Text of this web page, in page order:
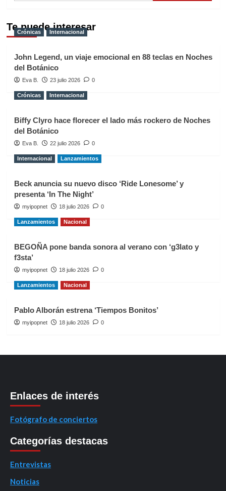
Te puede interesar
Crónicas Internacional
John Legend, un viaje emocional en 88 teclas en Noches
del Botánico
Eva B. 23 julio 2026 0
Crónicas Internacional
Biffy Clyro hace florecer el lado más rockero de Noches
del Botánico
Eva B. 22 julio 2026 0
Internacional Lanzamientos
Beck anuncia su nuevo disco ‘Ride Lonesome’ y
presenta ‘In The Night’
myipopnet 18 julio 2026 0
Lanzamientos Nacional
BEGOÑA pone banda sonora al verano con ‘g3lato y
f3sta’
myipopnet 18 julio 2026 0
Lanzamientos Nacional
Pablo Alborán estrena ‘Tiempos Bonitos’
myipopnet 18 julio 2026 0
Enlaces de interés
Fotógrafo de conciertos
Categorías destacas
Entrevistas
Noticias